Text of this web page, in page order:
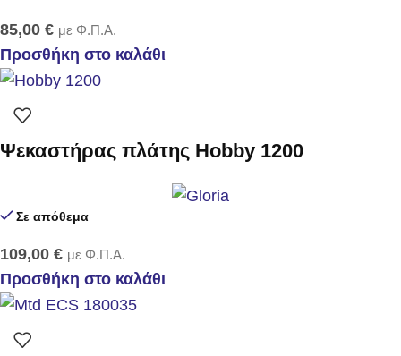
85,00 € με Φ.Π.Α.
Προσθήκη στο καλάθι
Ψεκαστήρας πλάτης Hobby 1200
Σε απόθεμα
109,00 € με Φ.Π.Α.
Προσθήκη στο καλάθι